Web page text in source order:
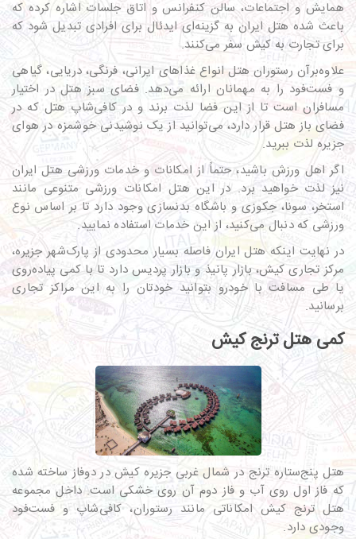
همایش و اجتماعات، سالن کنفرانس و اتاق جلسات اشاره کرده که
باعث شده هتل ایران به گزینه‌ای ایدئال برای افرادی تبدیل شود که
برای تجارت به کیش سفر می‌کنند.
علاوه‌برآن رستوران هتل انواع غذاهای ایرانی، فرنگی، دریایی، گیاهی
و فست‌فود را به مهمانان ارائه می‌دهد. فضای سبز هتل در اختیار
مسافران است تا از این فضا لذت برند و در کافی‌شاپ هتل که در
فضای باز هتل قرار دارد، می‌توانید از یک نوشیدنی خوشمزه در هوای
جزیره لذت ببرید.
اگر اهل ورزش باشید، حتماً از امکانات و خدمات ورزشی هتل ایران
نیز لذت خواهید برد. در این هتل امکانات ورزشی متنوعی مانند
استخر، سونا، جکوزی و باشگاه بدنسازی وجود دارد تا بر اساس نوع
ورزشی که دنبال می‌کنید، از این خدمات استفاده نمایید.
در نهایت اینکه هتل ایران فاصله بسیار محدودی از پارک‌شهر جزیره،
مرکز تجاری کیش، بازار پانیذ و بازار پردیس دارد تا با کمی پیاده‌روی
یا طی مسافت با خودرو بتوانید خودتان را به این مراکز تجاری
برسانید.
کمی هتل ترنج کیش
هتل پنج‌ستاره ترنج در شمال غربی جزیره کیش در دوفاز ساخته شده
که فاز اول روی آب و فاز دوم آن روی خشکی است. داخل مجموعه
هتل ترنج کیش امکاناتی مانند رستوران، کافی‌شاپ و فست‌فود
وجودی دارد.